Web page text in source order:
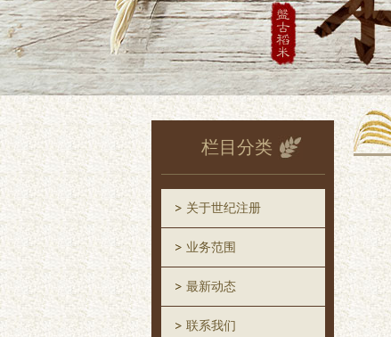
栏目分类
关于世纪注册
业务范围
最新动态
联系我们